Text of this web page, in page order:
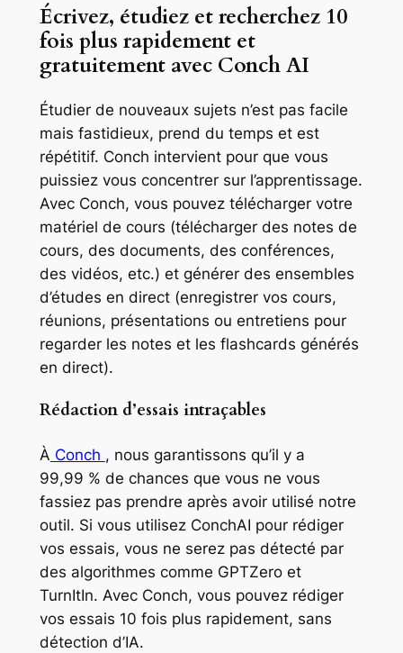
Écrivez, étudiez et recherchez 10
fois plus rapidement et
gratuitement avec Conch AI
Étudier de nouveaux sujets n’est pas facile
mais fastidieux, prend du temps et est
répétitif. Conch intervient pour que vous
puissiez vous concentrer sur l’apprentissage.
Avec Conch, vous pouvez télécharger votre
matériel de cours (télécharger des notes de
cours, des documents, des conférences,
des vidéos, etc.) et générer des ensembles
d’études en direct (enregistrer vos cours,
réunions, présentations ou entretiens pour
regarder les notes et les flashcards générés
en direct).
Rédaction d’essais intraçables
À Conch , nous garantissons qu’il y a
99,99 % de chances que vous ne vous
fassiez pas prendre après avoir utilisé notre
outil. Si vous utilisez ConchAI pour rédiger
vos essais, vous ne serez pas détecté par
des algorithmes comme GPTZero et
TurnItIn. Avec Conch, vous pouvez rédiger
vos essais 10 fois plus rapidement, sans
détection d’IA.